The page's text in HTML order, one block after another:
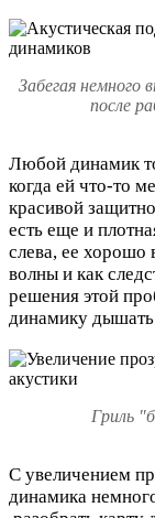
Забегая немного
после
Любой динамик
когда ей что-то
красивой
есть еще и
слева, ее хорошо
волны и как
решения этой
динамику
Гриль
С увеличением
динамика